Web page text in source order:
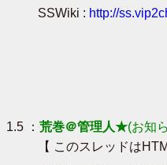
SSWiki : http://
1.5 ： 荒巻＠管理人★(お知
【 このスレッドは